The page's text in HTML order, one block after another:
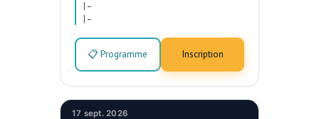
| –
| –
📋 Programme Inscription
17 sept. 2026